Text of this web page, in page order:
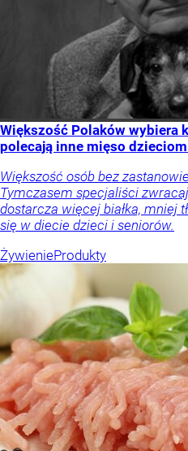
Większość Polaków wybiera
polecają inne mięso
Większość osób bez
Tymczasem specjaliści
dostarcza więcej białka, mniej
się w diecie dzieci i seniorów.
ŻywienieProdukty